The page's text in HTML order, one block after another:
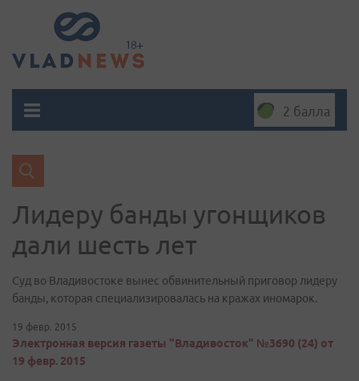
2 балла
Лидеру банды угонщиков
дали шесть лет
Суд во Владивостоке вынес обвинительный приговор лидеру
банды, которая специализировалась на кражах иномарок.
19 февр. 2015
Электронная версия газеты "Владивосток" №3690 (24) от
19 февр. 2015